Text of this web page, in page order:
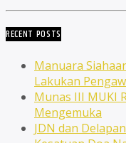
RECENT POSTS
Manuara
Lakukan
Munas III MUKI
Mengemuka
JDN dan